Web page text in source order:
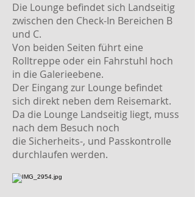
Die Lounge befindet sich Landseitig
zwischen den Check-In Bereichen B
und C.
Von beiden Seiten führt eine
Rolltreppe oder ein Fahrstuhl hoch
in die Galerieebene.
Der Eingang zur Lounge befindet
sich direkt neben dem Reisemarkt.
Da die Lounge Landseitig liegt, muss
nach dem Besuch noch
die Sicherheits-, und Passkontrolle
durchlaufen werden.